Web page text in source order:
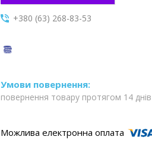
+380 (63) 268-83-53
повернення товару протягом 14 днів